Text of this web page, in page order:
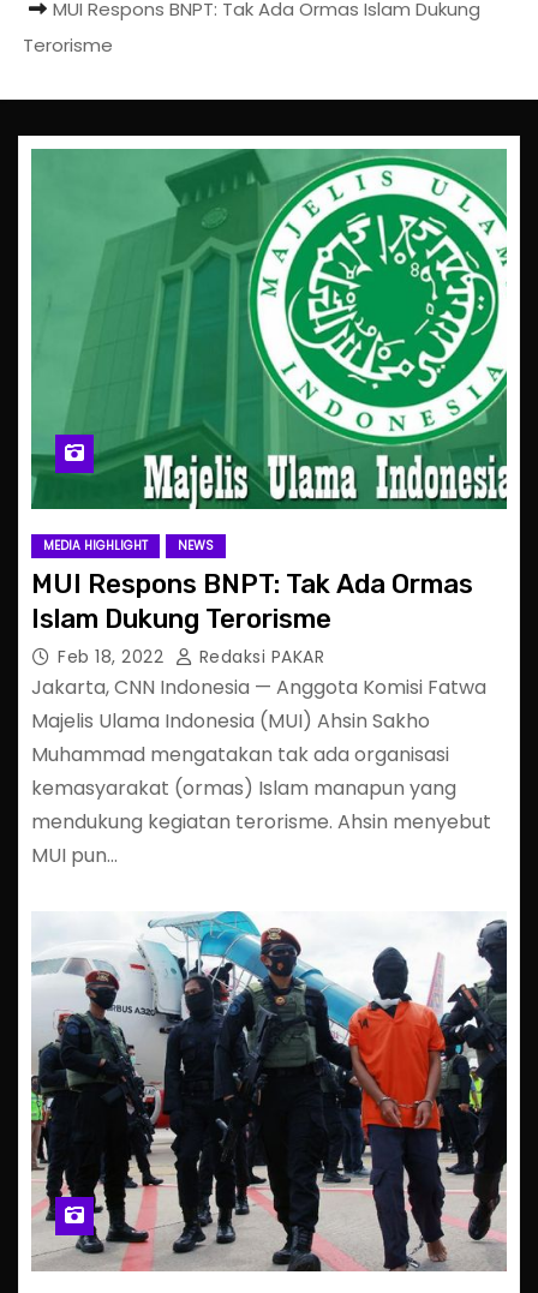
MUI Respons BNPT: Tak Ada Ormas Islam Dukung
Terorisme
MEDIA HIGHLIGHT NEWS
MUI Respons BNPT: Tak Ada Ormas
Islam Dukung Terorisme
Feb 18, 2022 Redaksi PAKAR
Jakarta, CNN Indonesia — Anggota Komisi Fatwa
Majelis Ulama Indonesia (MUI) Ahsin Sakho
Muhammad mengatakan tak ada organisasi
kemasyarakat (ormas) Islam manapun yang
mendukung kegiatan terorisme. Ahsin menyebut
MUI pun…